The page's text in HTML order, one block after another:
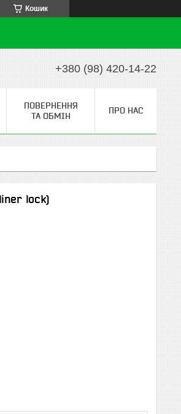
Кошик
+380 (98) 420-14-22
ПОВЕРНЕННЯ
ТА ОБМІН
ПРО НАС
lock)